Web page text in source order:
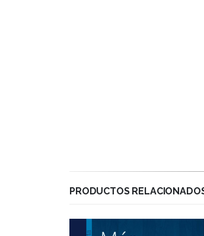
PRODUCTOS